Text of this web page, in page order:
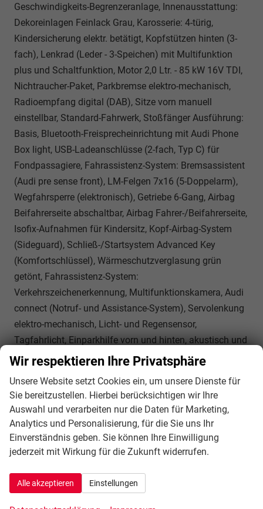
Geschwindigkeits-Begrenzeranlage, Innenausstattung:
Dekoreinlagen Feinlack Grau, Karosserie: 4-türig,
Kindersicherung elektr. betätigt, Kopfstützen hinten (3-
fach), Lenkrad (Leder - 3-Speichen) mit Multifunktion
plus und Schaltfunktion, Motor 2,0 Ltr. - 85 kW 16V TDI,
Nichtraucher-Paket, Parkbremse elektro-mechanisch,
Radioempfang digital (DAB), Sitze vorn manuell
einstellbar, Standard-Fahrwerk, Stoßfänger Ausführung:
Basis, Bluetooth-Freisprecheinrichtung mit Audi Phone
Box light, USB-Ladeanschlüsse (2-fach, Typ C) für
Fondpassagiere, Fahrassistenz-System: Bremsassistent
(Audi pre sense front), LM-Felgen 7x16 (5-Doppelarm),
Wegfahrsperre (elektronisch), Getriebe 6-Gang, Airbag
Beifahrerseite abschaltbar, Airbag Fahrer-/Beifahrerseite,
Isofix-Aufnahmen für Kindersitz, Kopf-Airbag-System
(Sideguard), Schließ-/Startsystem Advanced Key
(Komfortschlüssel), Wärmeschutzverglasung grün
getönt, Fahrassistenz-System:
Verkehrszeichenerkennung, Multifunktionskamera, Audi
connect (Notruf- und Assistance-System), Servolenkung
elektro-mechanisch, Licht- und Regensensor,
Tagfahrlicht, Einparkhilfe vorn und hinten, akustisch und
optisch mit selektiver Anzeige (APS Plus), Fahrassistenz-
System: Ausweich-Assistent, Fahrassistenz-System:
Kreuzungs-Assistent, Fahrassistenz-System:
Müdigkeitserkennung (Pausenempfehlung),
Fahrassistenz-System: Spurverlassenswarnung inkl.
Notfall-Assistent, Reifendruck-Kontrollsystem, Start-Stop-
Knopf, Start/Stop-Anlage
Innen
Ambiente-Beleuchtung
Armlehnen
Wir respektieren Ihre Privatsphäre
Unsere Website setzt Cookies ein, um unsere Dienste für
Sie bereitzustellen. Hierbei berücksichtigen wir Ihre
Auswahl und verarbeiten nur die Daten für Marketing,
Analytics und Personalisierung, für die Sie uns Ihr
Einverständnis geben. Sie können Ihre Einwilligung
jederzeit mit Wirkung für die Zukunft widerrufen.
Alle akzeptieren Einstellungen